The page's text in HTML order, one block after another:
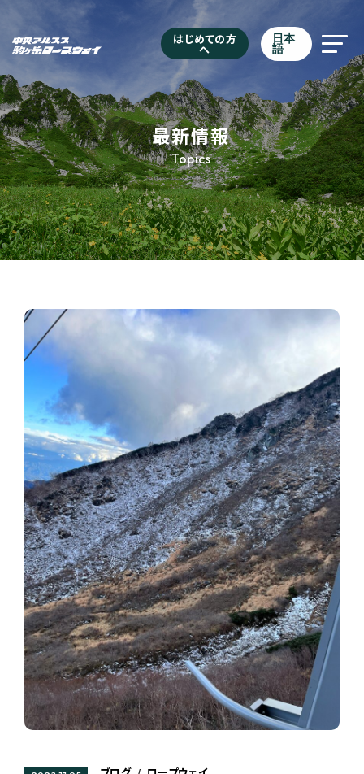
はじめての方
へ
日本
語
最新情報
Topics